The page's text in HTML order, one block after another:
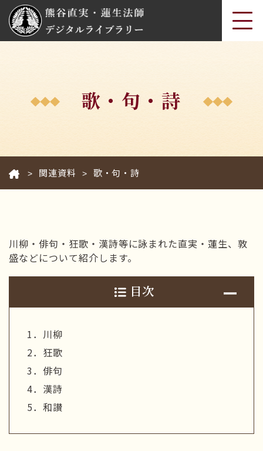
歌・句・詩
> 関連資料 > 歌・句・詩
川柳・俳句・狂歌・漢詩等に詠まれた直実・蓮生、敦
盛などについて紹介します。
目次
1．川柳
2．狂歌
3．俳句
4．漢詩
5．和讃